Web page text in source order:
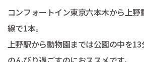
コンフォートイン東京六本木から上
線で1本。
上野駅から動物園までは公園の中を13